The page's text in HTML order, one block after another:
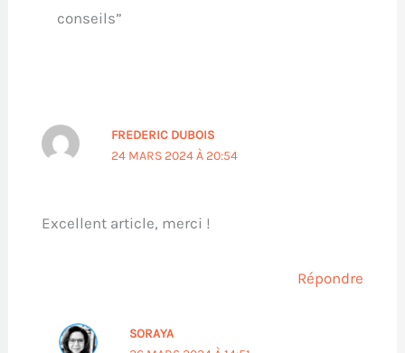
conseils”
FREDERIC DUBOIS
24 MARS 2024 À 20:54
Excellent article, merci !
Répondre
SORAYA